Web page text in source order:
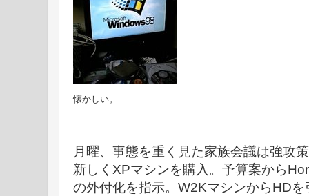
懐かしい。
月曜、事態を重く見た家族会議は強攻
新しくXPマシンを購入。予算案から
の外付化を指示。W2KマシンからHD